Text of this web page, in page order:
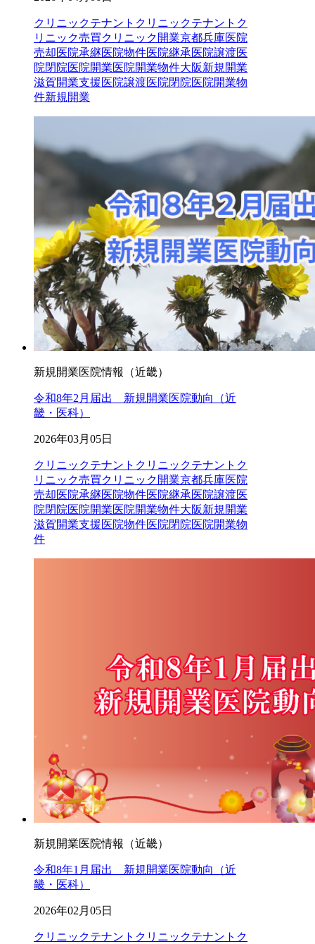
クリニックテナント クリニックテナントク
リニック売買クリニック開業京都兵庫医院
売却医院承継医院物件医院継承医院譲渡医
院閉院医院開業医院開業物件大阪新規開業
滋賀開業支援医院譲渡医院閉院医院開業物
件新規開業
新規開業医院情報（近畿）
令和8年2月届出 新規開業医院動向（近
畿・医科）
2026年03月05日
クリニックテナント クリニックテナントク
リニック売買クリニック開業京都兵庫医院
売却医院承継医院物件医院継承医院譲渡医
院閉院医院開業医院開業物件大阪新規開業
滋賀開業支援医院物件医院閉院医院開業物
件
新規開業医院情報（近畿）
令和8年1月届出 新規開業医院動向（近
畿・医科）
2026年02月05日
クリニックテナント クリニックテナントク